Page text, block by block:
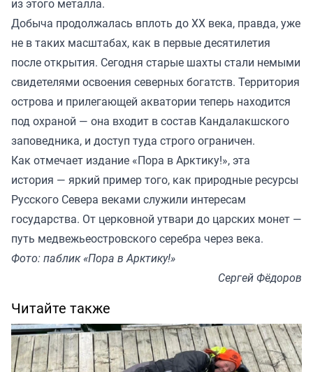
из этого металла.
Добыча продолжалась вплоть до XX века, правда, уже
не в таких масштабах, как в первые десятилетия
после открытия. Сегодня старые шахты стали немыми
свидетелями освоения северных богатств. Территория
острова и прилегающей акватории теперь находится
под охраной — она входит в состав Кандалакшского
заповедника, и доступ туда строго ограничен.
Как отмечает издание «Пора в Арктику!», эта
история — яркий пример того, как природные ресурсы
Русского Севера веками служили интересам
государства. От церковной утвари до царских монет —
путь медвежьеостровского серебра через века.
Фото: паблик «Пора в Арктику!»
Сергей Фёдоров
Читайте также